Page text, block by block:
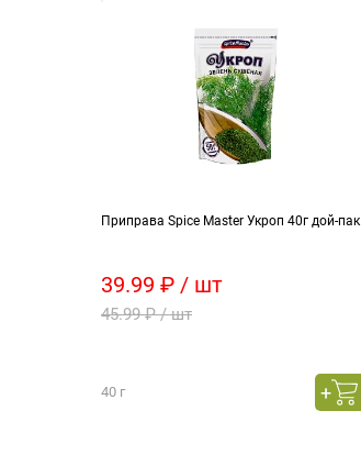
Приправа Spice Master Укроп 40г дой-пак
39.99 ₽ / шт
45.99 ₽ / шт
40 г